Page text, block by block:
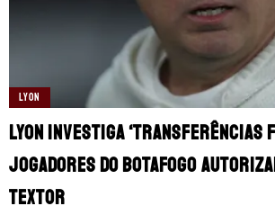
LYON
Lyon investiga ‘transferências
jogadores do Botafogo
Textor